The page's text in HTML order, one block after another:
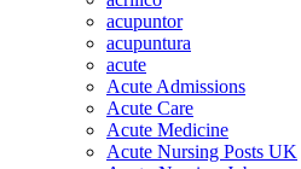
acupuntor
acupuntura
acute
Acute Admissions
Acute Care
Acute Medicine
Acute Nursing Posts UK